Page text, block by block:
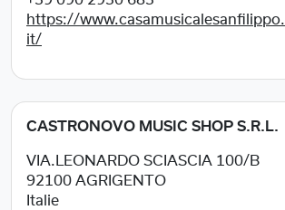
https://www.casamusicalesanfilippo.
it/
CASTRONOVO MUSIC SHOP S.R.L.
VIA.LEONARDO SCIASCIA 100/B
92100 AGRIGENTO
Italie